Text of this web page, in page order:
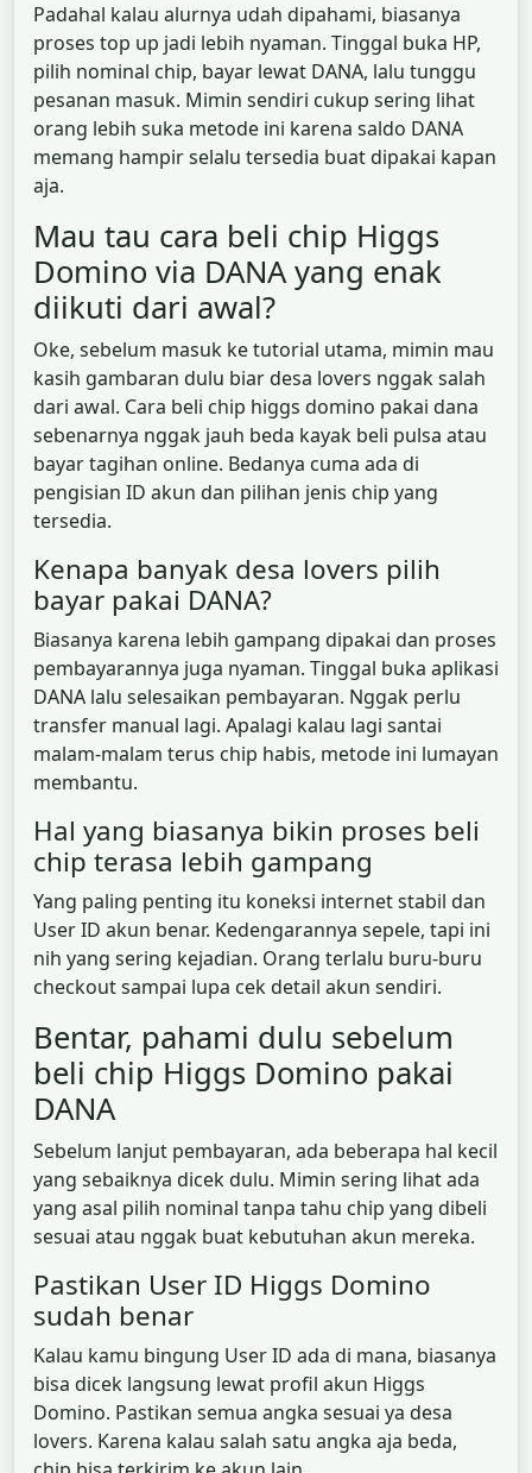
Padahal kalau alurnya udah dipahami, biasanya
proses top up jadi lebih nyaman. Tinggal buka HP,
pilih nominal chip, bayar lewat DANA, lalu tunggu
pesanan masuk. Mimin sendiri cukup sering lihat
orang lebih suka metode ini karena saldo DANA
memang hampir selalu tersedia buat dipakai kapan
aja.
Mau tau cara beli chip Higgs
Domino via DANA yang enak
diikuti dari awal?
Oke, sebelum masuk ke tutorial utama, mimin mau
kasih gambaran dulu biar desa lovers nggak salah
dari awal. Cara beli chip higgs domino pakai dana
sebenarnya nggak jauh beda kayak beli pulsa atau
bayar tagihan online. Bedanya cuma ada di
pengisian ID akun dan pilihan jenis chip yang
tersedia.
Kenapa banyak desa lovers pilih
bayar pakai DANA?
Biasanya karena lebih gampang dipakai dan proses
pembayarannya juga nyaman. Tinggal buka aplikasi
DANA lalu selesaikan pembayaran. Nggak perlu
transfer manual lagi. Apalagi kalau lagi santai
malam-malam terus chip habis, metode ini lumayan
membantu.
Hal yang biasanya bikin proses beli
chip terasa lebih gampang
Yang paling penting itu koneksi internet stabil dan
User ID akun benar. Kedengarannya sepele, tapi ini
nih yang sering kejadian. Orang terlalu buru-buru
checkout sampai lupa cek detail akun sendiri.
Bentar, pahami dulu sebelum
beli chip Higgs Domino pakai
DANA
Sebelum lanjut pembayaran, ada beberapa hal kecil
yang sebaiknya dicek dulu. Mimin sering lihat ada
yang asal pilih nominal tanpa tahu chip yang dibeli
sesuai atau nggak buat kebutuhan akun mereka.
Pastikan User ID Higgs Domino
sudah benar
Kalau kamu bingung User ID ada di mana, biasanya
bisa dicek langsung lewat profil akun Higgs
Domino. Pastikan semua angka sesuai ya desa
lovers. Karena kalau salah satu angka aja beda,